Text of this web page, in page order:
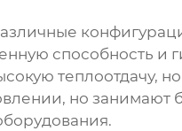
способность и
теплоотдачу, но
но занимают